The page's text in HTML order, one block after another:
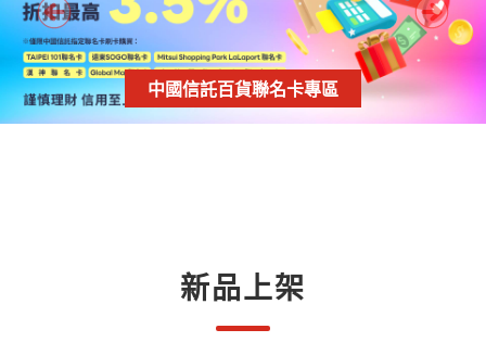
中國信託百貨聯名卡專區
新品上架